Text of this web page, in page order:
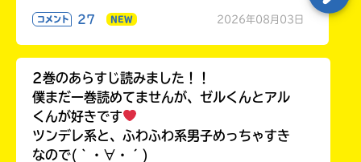
コメント 27 NEW 2026年08月03日
2巻のあらすじ読みました！！
僕まだ一巻読めてませんが、ゼルくんとアル
くんが好きです
ツンデレ系と、ふわふわ系男子めっちゃすき
なので(｀・∀・´)